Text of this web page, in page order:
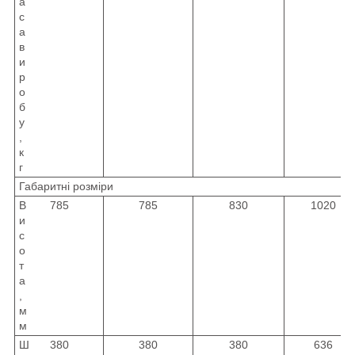
с
а
в
и
р
о
б
у
к
г
Габаритні розміри
В
и
с
о
т
а
м
м
785 785 830 1020
Ш
380 380 380 636